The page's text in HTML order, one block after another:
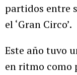
partidos entre
el ‘Gran Circo’.
Este año tuvo
en ritmo como